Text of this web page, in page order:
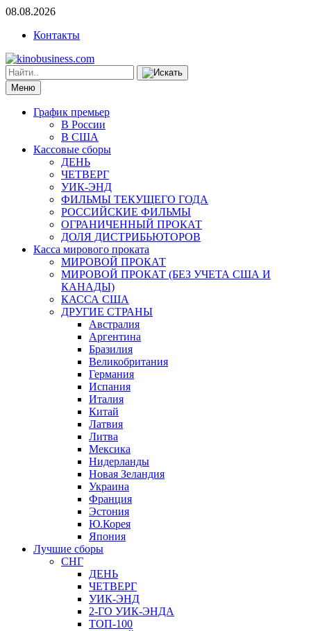
08.08.2026
Контакты
Меню
График премьер
В России
В США
Кассовые сборы
ДЕНЬ
ЧЕТВЕРГ
УИК-ЭНД
ФИЛЬМЫ ТЕКУЩЕГО ГОДА
РОССИЙСКИЕ ФИЛЬМЫ
ОГРАНИЧЕННЫЙ ПРОКАТ
ДОЛЯ ДИСТРИБЬЮТОРОВ
Касса мирового проката
МИРОВОЙ ПРОКАТ
МИРОВОЙ ПРОКАТ (БЕЗ УЧЕТА США И
КАНАДЫ)
КАССА США
ДРУГИЕ СТРАНЫ
Австралия
Аргентина
Бразилия
Великобритания
Германия
Испания
Италия
Китай
Латвия
Литва
Мексика
Нидерланды
Новая Зеландия
Украина
Франция
Эстония
Ю.Корея
Япония
Лучшие сборы
СНГ
ДЕНЬ
ЧЕТВЕРГ
УИК-ЭНД
2-ГО УИК-ЭНДА
ТОП-100